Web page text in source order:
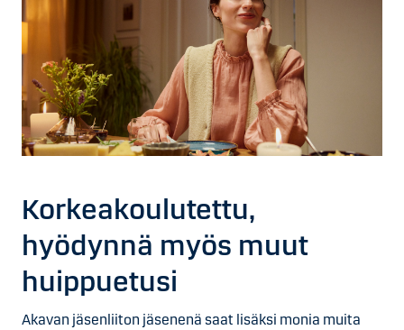
Korkea­koulutettu,
hyödynnä myös muut
huippu­etusi
Akavan jäsenliiton jäsenenä saat lisäksi monia muita